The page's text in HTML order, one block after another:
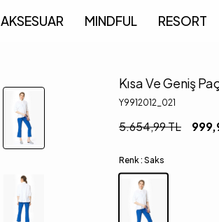
AKSESUAR MINDFUL RESORT
Kısa Ve Geniş
Y9912012_021
5.654,99TL
Renk : Saks